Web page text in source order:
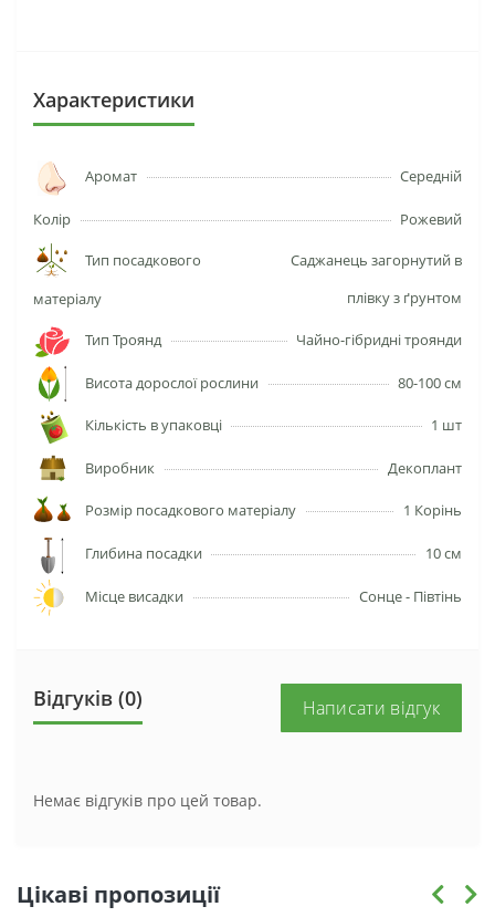
Характеристики
Аромат Середній
Колір Рожевий
Тип посадкового
матеріалу
Саджанець загорнутий в
плівку з ґрунтом
Тип Троянд Чайно-гібридні троянди
Висота дорослої рослини 80-100 см
Кількість в упаковці 1 шт
Виробник Декоплант
Розмір посадкового матеріалу 1 Корінь
Глибина посадки 10 см
Місце висадки Сонце - Півтінь
Відгуків (0) Написати відгук
Немає відгуків про цей товар.
Цікаві пропозиції